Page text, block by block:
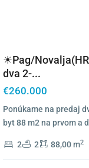
☀Pag/
dva 2-...
€260.000
Ponúkame na predaj
byt 88 m2 na prvom a
2 2 88,00 m2